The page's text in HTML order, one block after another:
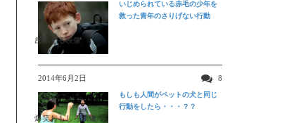
感動する映像
いじめられている赤毛の少年を
救った青年のさりげない行動
2014年6月2日 8
爆笑おもしろ映像
もしも人間がペットの犬と同じ
行動をしたら・・・？？